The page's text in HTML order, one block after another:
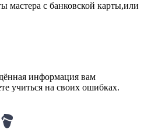
мастера с банковской карты,или
информация вам
учиться на своих ошибках.